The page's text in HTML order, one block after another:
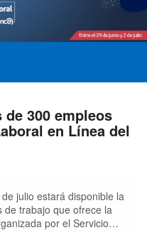
300 empleos
en Línea del
julio estará disponible la
de trabajo que ofrece la
por el Servicio